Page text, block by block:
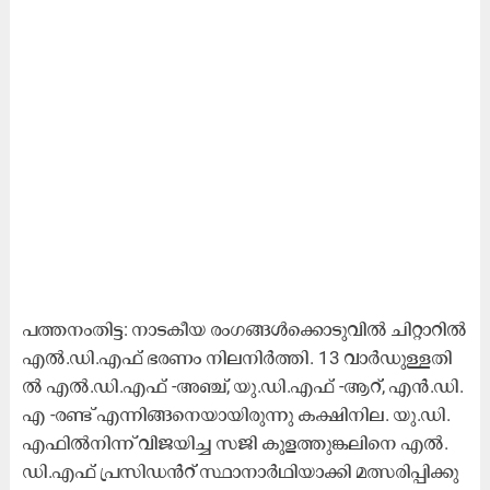
പ​ത്ത​നം​തി​ട്ട: നാ​ട​കീ​യ രം​ഗ​ങ്ങ​ൾ​ക്കൊ​ടു​വി​ൽ ചി​റ്റാ​റി​ൽ
എ​ൽ.​ഡി.​എ​ഫ് ഭ​ര​ണം നി​ല​നി​ർ​ത്തി. 13 വാ​ർ​ഡു​ള്ള​തി​
ൽ എ​ൽ.​ഡി.​എ​ഫ്​ -അ​ഞ്ച്, യു.​ഡി.​എ​ഫ്​ -ആ​റ്, എ​ൻ.​ഡി.​
എ -ര​ണ്ട്​ എ​ന്നി​ങ്ങ​നെ​യാ​യി​രു​ന്നു ക​ക്ഷി​നി​ല. യു.​ഡി.​
എ​ഫി​ൽ​നി​ന്ന്​ വി​ജ​യി​ച്ച സ​ജി കു​ള​ത്തു​ങ്ക​ലി​നെ എ​ൽ.​
ഡി.​എ​ഫ് പ്ര​സി​ഡ​ൻ​റ്​ സ്ഥാ​നാ​ർ​ഥി​യാ​ക്കി മ​ത്സ​രി​പ്പി​ക്കു​